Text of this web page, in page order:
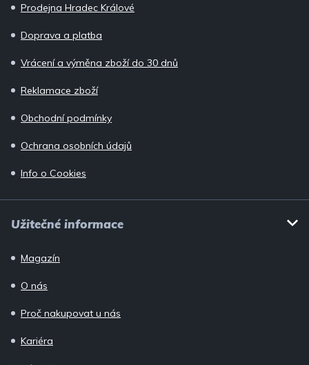
Prodejna Hradec Králové
Doprava a platba
Vrácení a výměna zboží do 30 dnů
Reklamace zboží
Obchodní podmínky
Ochrana osobních údajů
Info o Cookies
Užitečné informace
Magazín
O nás
Proč nakupovat u nás
Kariéra